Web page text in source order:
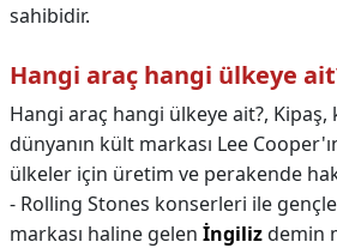
sahibidir.
Hangi araç hangi ülkeye
Hangi araç hangi ülkeye ait?, Kipaş,
dünyanın kült markası Lee
ülkeler için üretim ve perakende
- Rolling Stones konserleri ile
markası haline gelen İngilizdemin